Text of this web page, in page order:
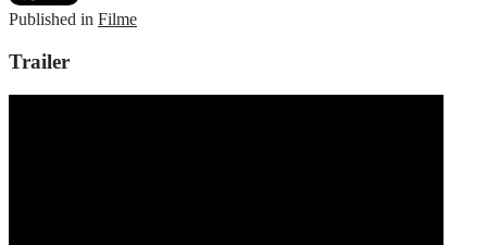
Published in Filme
Trailer